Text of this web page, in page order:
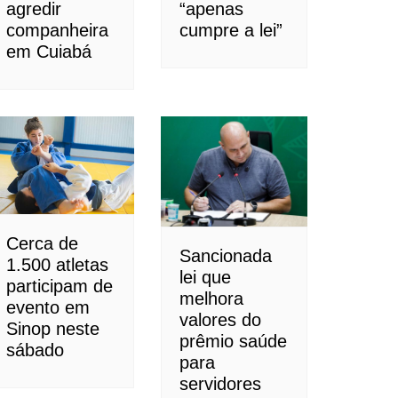
agredir
companheira
em Cuiabá
“apenas
cumpre a lei”
Cerca de
1.500 atletas
participam de
evento em
Sinop neste
sábado
Sancionada
lei que
melhora
valores do
prêmio saúde
para
servidores